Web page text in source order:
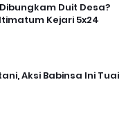
Duit Desa?
Kejari 5x24
Aksi Babinsa Ini Tuai